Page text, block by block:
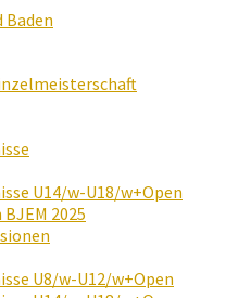
Baden
U14/w-U18/w+Open
2025
U8/w-U12/w+Open